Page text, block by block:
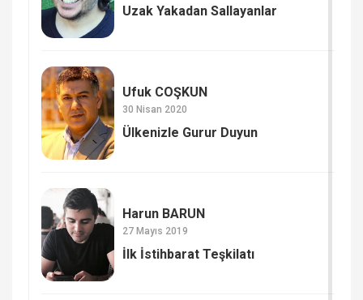
Uzak Yakadan Sallayanlar
Ufuk COŞKUN
30 Nisan 2020
Ülkenizle Gurur Duyun
Harun BARUN
27 Mayıs 2019
İlk İstihbarat Teşkilatı